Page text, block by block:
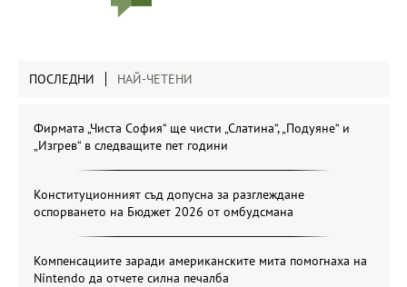
ПОСЛЕДНИ НАЙ-ЧЕТЕНИ
Фирмата „Чиста София“ ще чисти „Слатина“, „Подуяне“ и
„Изгрев“ в следващите пет години
Конституционният съд допусна за разглеждане
оспорването на Бюджет 2026 от омбудсмана
Компенсациите заради американските мита помогнаха на
Nintendo да отчете силна печалба